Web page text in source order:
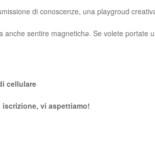
di conoscenze, una playgroud
anche sentire magnetichə. Se volete portate
cellulare
iscrizione, vi aspettiamo!